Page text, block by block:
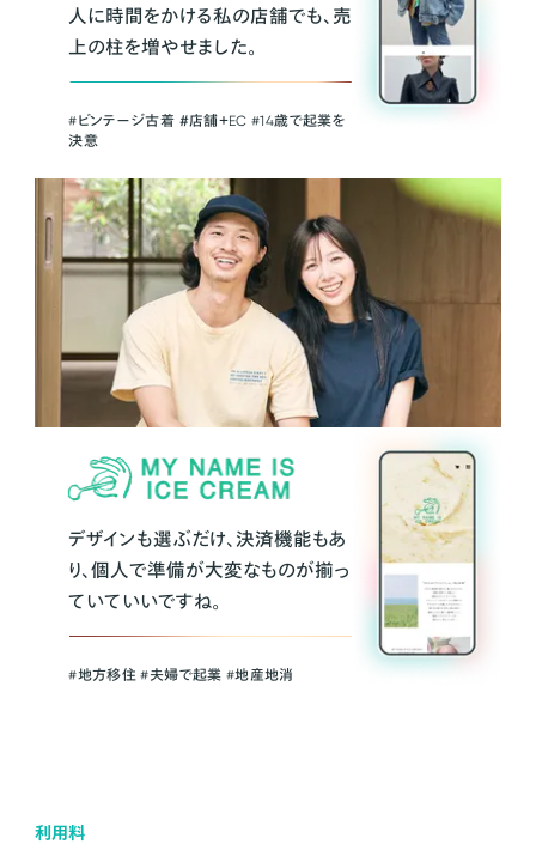
人に時間をかける私の店舗でも、売
上の柱を増やせました。
#ビンテージ古着 ＃店舗＋EC #14歳で起業を
決意
デザインも選ぶだけ、決済機能もあ
り、個人で準備が大変なものが揃っ
ていていいですね。
#地方移住 #夫婦で起業 #地産地消
利用料